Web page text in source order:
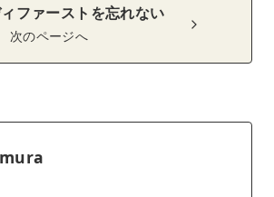
ィファーストを忘れない
次のページへ
mura